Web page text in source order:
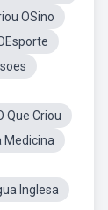
OSino
Que Criou
Medicina
Inglesa